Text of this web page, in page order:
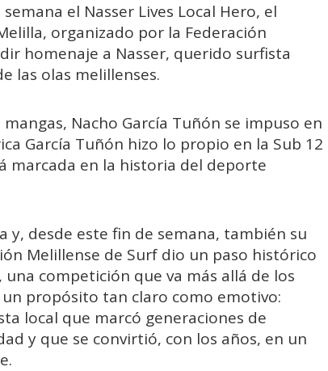
el Nasser Lives Local Hero, el
organizado por la Federación
homenaje a Nasser, querido surfista
las olas melillenses.
Nacho García Tuñón se impuso en
García Tuñón hizo lo propio en la Sub 12
marcada en la historia del deporte
desde este fin de semana, también su
Melillense de Surf dio un paso histórico
una competición que va más allá de los
propósito tan claro como emotivo:
local que marcó generaciones de
y que se convirtió, con los años, en un